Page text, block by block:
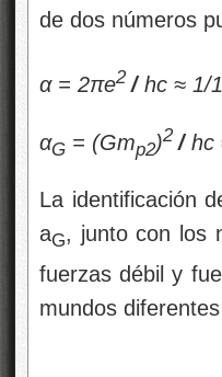
de dos números
α = 2πe2 /hc ≈ 1/
αG = (Gmp2)2 /hc
La identificación
aG, junto con los
fuerzas débil y
mundos